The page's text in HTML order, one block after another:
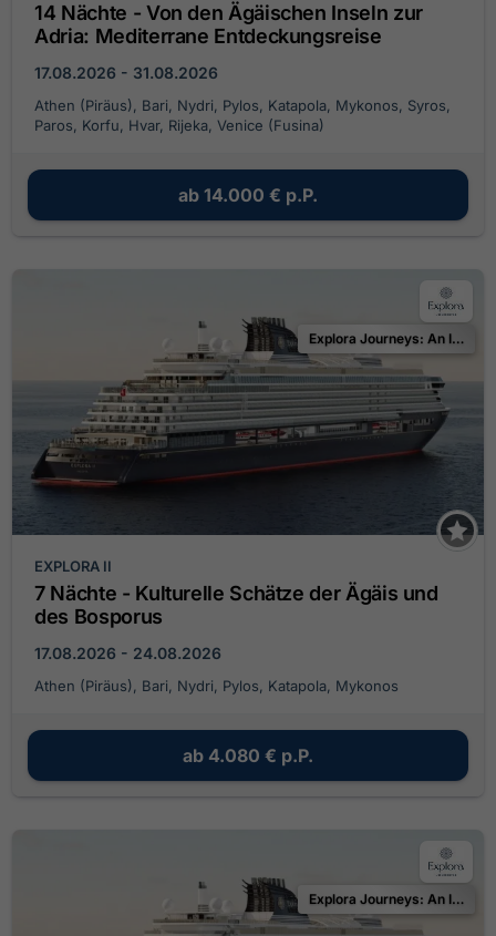
14 Nächte - Von den Ägäischen Inseln zur
Adria: Mediterrane Entdeckungsreise
17.08.2026 - 31.08.2026
Athen (Piräus), Bari, Nydri, Pylos, Katapola, Mykonos, Syros,
Paros, Korfu, Hvar, Rijeka, Venice (Fusina)
ab 14.000 € p.P.
Explora Journeys: An Invitation to the Ocean
EXPLORA II
7 Nächte - Kulturelle Schätze der Ägäis und
des Bosporus
17.08.2026 - 24.08.2026
Athen (Piräus), Bari, Nydri, Pylos, Katapola, Mykonos
ab 4.080 € p.P.
Explora Journeys: An Invitation to Celebrate